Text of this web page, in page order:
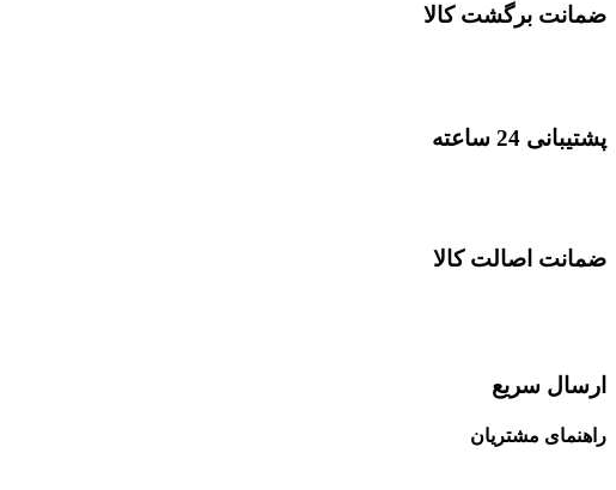
ضمانت برگشت کالا
پشتیبانی 24 ساعته
ضمانت اصالت کالا
ارسال سریع
راهنمای مشتریان